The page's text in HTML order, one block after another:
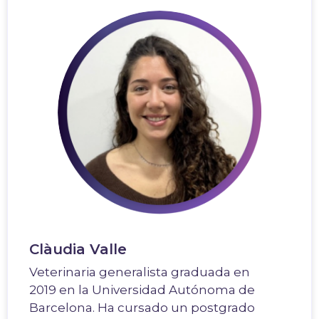
Clàudia Valle
Veterinaria generalista graduada en
2019 en la Universidad Autónoma de
Barcelona. Ha cursado un postgrado